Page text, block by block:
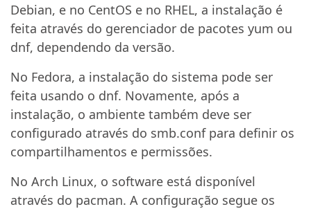
Debian, e no CentOS e no RHEL, a instalação é
feita através do gerenciador de pacotes yum ou
dnf, dependendo da versão.
No Fedora, a instalação do sistema pode ser
feita usando o dnf. Novamente, após a
instalação, o ambiente também deve ser
configurado através do smb.conf para definir os
compartilhamentos e permissões.
No Arch Linux, o software está disponível
através do pacman. A configuração segue os